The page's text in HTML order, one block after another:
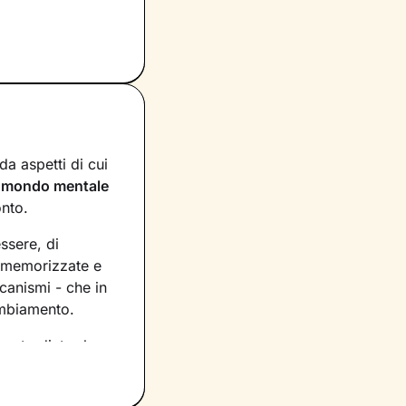
aspetti di cui
mondo mentale
di
e
- che in
dietro le
per